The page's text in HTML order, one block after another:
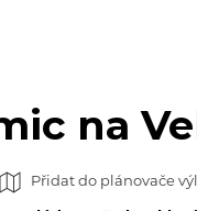
na
Přidat do plánovače